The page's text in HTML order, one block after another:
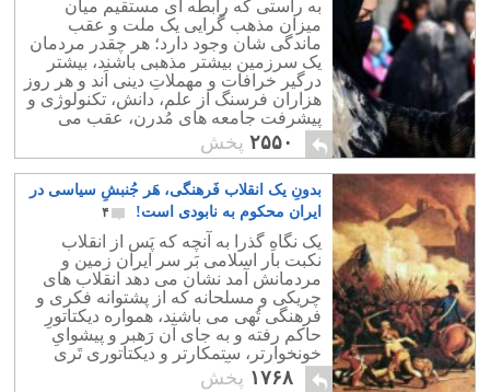
به راستی که رابطه ای مستقیم میان
میزان مذهب گرایی یک ملت و عقب
ماندگی شان وجود دارد؛ هر چقدر مردمان
یک سرزمین بیشتر مذهبی باشند، بیشتر
درگیر خرافات و مهملاتِ دینی اَند و هر روز
هزاران فرسنگ از علم، دانش، تکنولوژی و
پیشرفت جامعه های مُدرن، عقب می
مانند.۲۵۵۰ پخش
بدونِ یک انقلاب فَرهنگی، هَر جُنبشِ سیاسی در
ایران محکوم به نابودی است!
۴
یک نگاهِ گذرا به آنچه که پَس از انقلاب
نکبت بار اسلامی بَر سر ایران زمین و
مردمانش آمد نشان می دهد انقلاب های
چریکی و مسلحانه که از پشتوانه فکری و
فرهنگی تُهی می باشند، همواره دیکتاتورِ
حاکم رفته و به جای آن رَهبر و پیشوایِ
خونخوارتر، ستمکارتر و دیکتاتوری تَری
روی کار می آید.!
۱۷۶۸ پخش